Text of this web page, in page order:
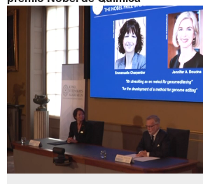
Unmute Loaded:
44.31%